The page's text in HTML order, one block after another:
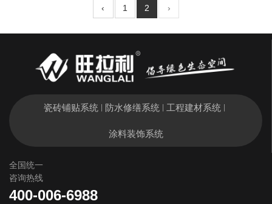
‹ 1 2 ›
瓷砖铺贴系统 防水修缮系统 工程建材系统
涂料装饰系统
全国统一
咨询热线
400-006-6988